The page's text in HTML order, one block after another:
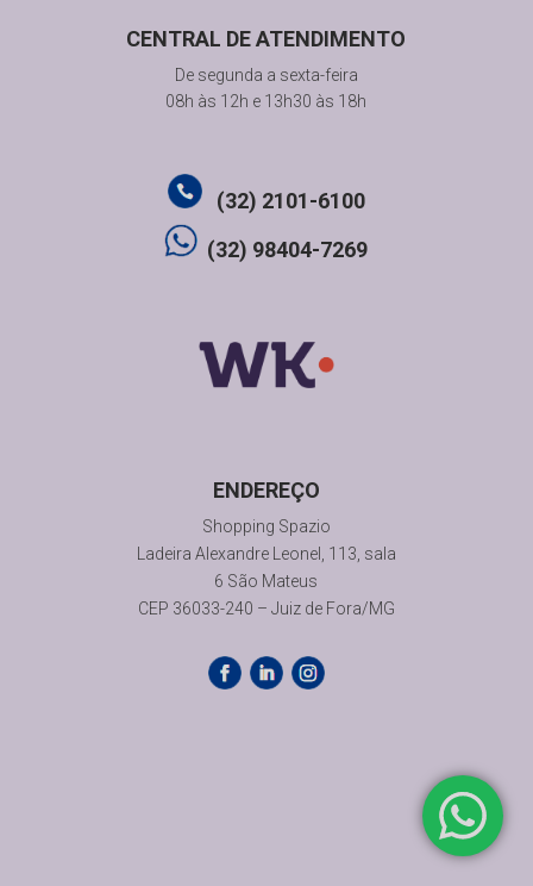
CENTRAL DE ATENDIMENTO
De segunda a sexta-feira
08h às 12h e 13h30 às 18h
(32) 2101-6100
(32) 98404-7269
ENDEREÇO
Shopping Spazio
Ladeira Alexandre Leonel, 113, sala
6 São Mateus
CEP 36033-240 – Juiz de Fora/MG